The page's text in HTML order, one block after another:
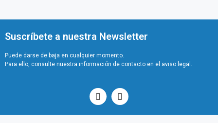
Suscríbete a nuestra Newsletter
Puede darse de baja en cualquier momento.
Para ello, consulte nuestra información de contacto en el aviso legal.